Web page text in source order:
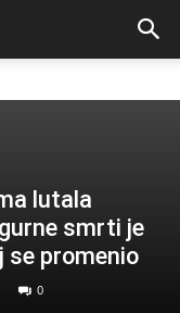
lutala
smrti je
se promenio
0